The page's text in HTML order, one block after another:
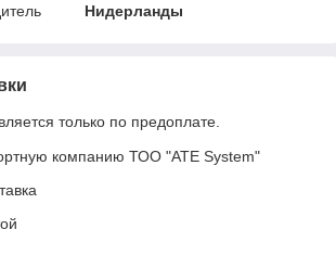
Нидерланды
только по предоплате.
компанию ТОО "ATE System"